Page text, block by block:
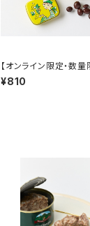
【オンライン限定・数量
ぶどうのチョコ キフ
ニ缶（ジュランソン）
¥810